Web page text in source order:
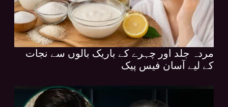
مردہ جلد اور چہرے کے باریک بالوں سے نجات
کے لیے آسان فیس پیک